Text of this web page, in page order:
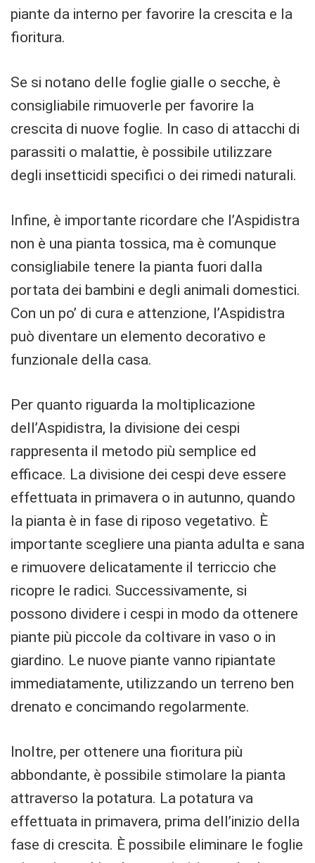
piante da interno per favorire la crescita e la
fioritura.
Se si notano delle foglie gialle o secche, è
consigliabile rimuoverle per favorire la
crescita di nuove foglie. In caso di attacchi di
parassiti o malattie, è possibile utilizzare
degli insetticidi specifici o dei rimedi naturali.
Infine, è importante ricordare che l’Aspidistra
non è una pianta tossica, ma è comunque
consigliabile tenere la pianta fuori dalla
portata dei bambini e degli animali domestici.
Con un po’ di cura e attenzione, l’Aspidistra
può diventare un elemento decorativo e
funzionale della casa.
Per quanto riguarda la moltiplicazione
dell’Aspidistra, la divisione dei cespi
rappresenta il metodo più semplice ed
efficace. La divisione dei cespi deve essere
effettuata in primavera o in autunno, quando
la pianta è in fase di riposo vegetativo. È
importante scegliere una pianta adulta e sana
e rimuovere delicatamente il terriccio che
ricopre le radici. Successivamente, si
possono dividere i cespi in modo da ottenere
piante più piccole da coltivare in vaso o in
giardino. Le nuove piante vanno ripiantate
immediatamente, utilizzando un terreno ben
drenato e concimando regolarmente.
Inoltre, per ottenere una fioritura più
abbondante, è possibile stimolare la pianta
attraverso la potatura. La potatura va
effettuata in primavera, prima dell’inizio della
fase di crescita. È possibile eliminare le foglie